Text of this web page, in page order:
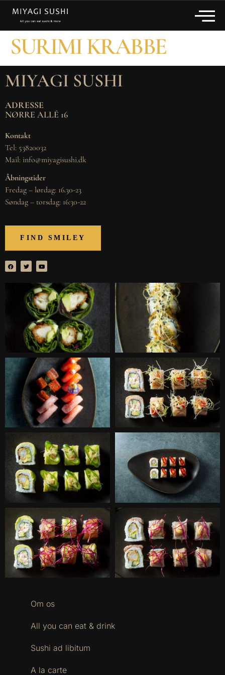
SURIMI KRABBE
MIYAGI SUSHI
ADRESSE
NØRRE ALLÉ 16
Kontakt
Tel: 53820032
Mail: info@miyagisushi.dk
Åbningstider
Fredag – lørdag: 16.30-23
Søndag – torsdag: 16:30-22
FIND SMILEY
Om os
All you can eat & drink
Sushi ad libitum
A la carte